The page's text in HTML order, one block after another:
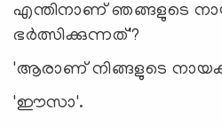
എന്തിനാണ് ഞങ്ങളുടെ
ഭര്‍ത്സിക്കുന്നത്'?
'ആരാണ് നിങ്ങളുടെ
'ഈസാ'.